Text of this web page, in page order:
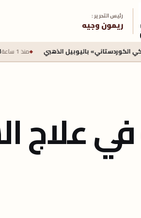
رئيس التحرير :
ريمون وجيه
باليوبيل الذهبي منذ 1 ساعة السكة
علاج